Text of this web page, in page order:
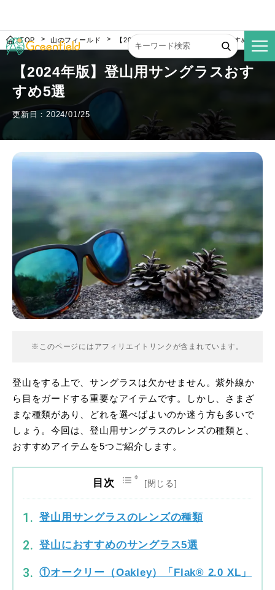
TOP 山のフィールド 【2024年版】登山用サングラスおすすめ5選
【2024年版】登山用サングラスおす
すめ5選
更新日：2024/01/25
※このページにはアフィリエイトリンクが含まれています。
登山をする上で、サングラスは欠かせません。紫外線か
ら目をガードする重要なアイテムです。しかし、さまざ
まな種類があり、どれを選べばよいのか迷う方も多いで
しょう。今回は、登山用サングラスのレンズの種類と、
おすすめアイテムを5つご紹介します。
目次
登山用サングラスのレンズの種類
登山におすすめのサングラス5選
①オークリー（Oakley）「Flak® 2.0 XL」